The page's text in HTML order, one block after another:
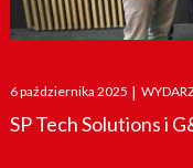
Posted
on
6 października 2025 |
SP Tech Solutions i